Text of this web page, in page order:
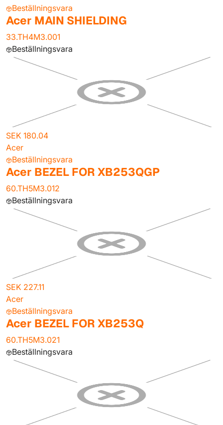
Beställningsvara
Acer MAIN SHIELDING
33.TH4M3.001
Beställningsvara
SEK 180.04
Acer
Beställningsvara
Acer BEZEL FOR XB253QGP
60.TH5M3.012
Beställningsvara
SEK 227.11
Acer
Beställningsvara
Acer BEZEL FOR XB253Q
60.TH5M3.021
Beställningsvara